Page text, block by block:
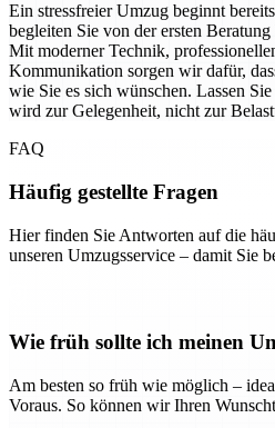
Ein stressfreier Umzug beginnt
begleiten Sie von der ersten
Mit moderner Technik,
Kommunikation sorgen wir dafür,
wie Sie es sich wünschen. Lassen
wird zur Gelegenheit, nicht zur
FAQ
Häufig gestellte Fragen
Hier finden Sie Antworten auf die
unseren Umzugsservice – damit Sie
Wie früh sollte ich meinen
Am besten so früh wie möglich –
Voraus. So können wir Ihren